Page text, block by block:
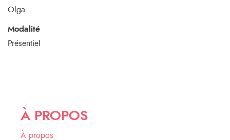
Olga
Modalité
Présentiel
À PROPOS
À propos